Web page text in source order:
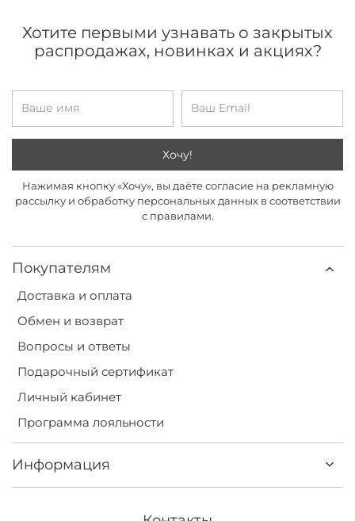
Покупателям
Доставка и оплата
Обмен и возврат
Вопросы и ответы
Подарочный сертификат
Личный кабинет
Программа лояльности
Информация
Хотите первыми узнавать о закрытых
распродажах, новинках и акциях?
Хочу!
Нажимая кнопку «Хочу», вы даёте согласие на рекламную
рассылку и обработку персональных данных в соответствии
с правилами.